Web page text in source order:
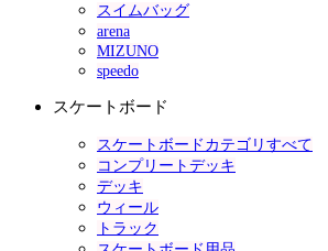
スイムバッグ
arena
MIZUNO
speedo
スケートボード
スケートボードカテゴリすべて
コンプリートデッキ
デッキ
ウィール
トラック